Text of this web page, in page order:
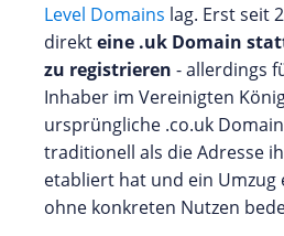
Level Domains lag. Erst seit
direkteine .uk Domain
zu registrieren - allerdings
Inhaber im Vereinigten
ursprüngliche .co.uk
traditionell als die Adresse
etabliert hat und ein Umzug
ohne konkreten Nutzen